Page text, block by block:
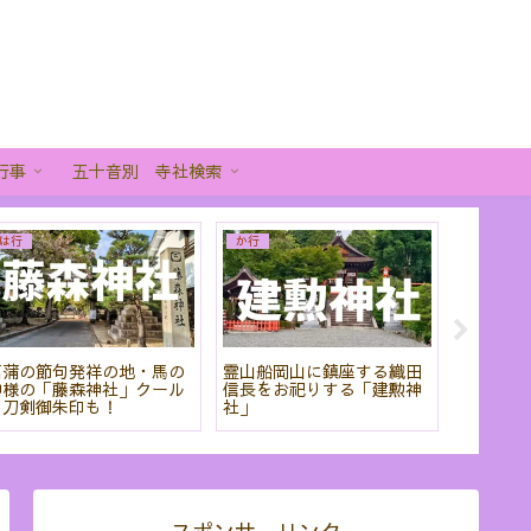
事 五十音別 寺社検索
は行
の節句発祥の地・馬の
の「藤森神社」クール
剣御朱印も！
か行
霊山船岡山に鎮座する織田
信長をお祀りする「建勲神
社」